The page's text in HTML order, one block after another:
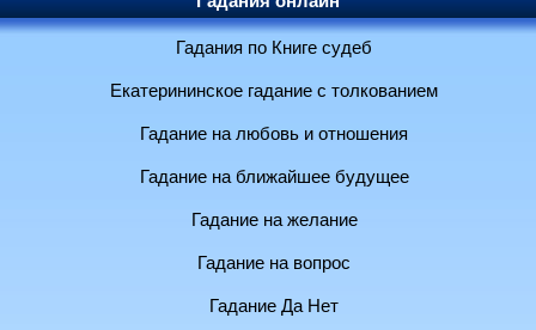
Гадания по Книге судеб
Екатерининское гадание с толкованием
Гадание на любовь и отношения
Гадание на ближайшее будущее
Гадание на желание
Гадание на вопрос
Гадание Да Нет